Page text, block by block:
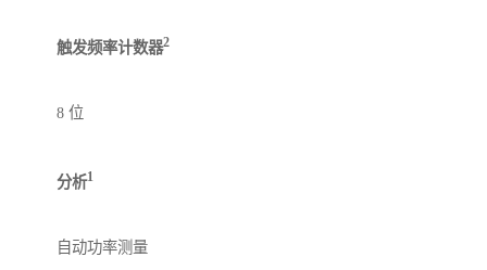
触发频率计数器2
8 位
分析1
自动功率测量